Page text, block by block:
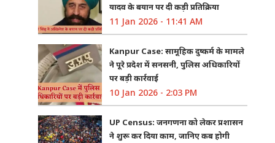
यादव के बयान पर दी कड़ी प्रतिक्रिया
11 Jan 2026 - 11:41 AM
Kanpur Case: सामूहिक दुष्कर्म के मामले
ने पूरे प्रदेश में सनसनी, पुलिस अधिकारियों
पर बड़ी कार्रवाई
10 Jan 2026 - 2:03 PM
UP Census: जनगणना को लेकर प्रशासन
ने शुरू कर दिया काम, जानिए कब होगी